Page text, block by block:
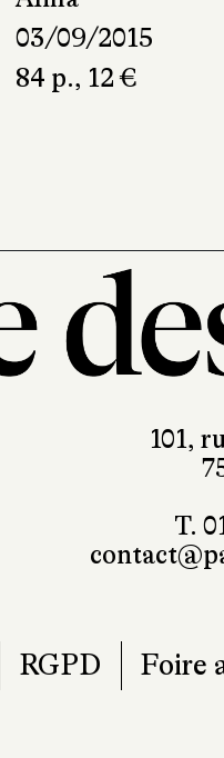
03/09/2015
84 p., 12 €
101,
T.
RGPD Foire